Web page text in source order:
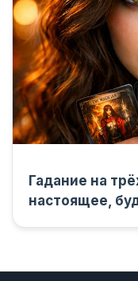
Гадание на
настоящее,